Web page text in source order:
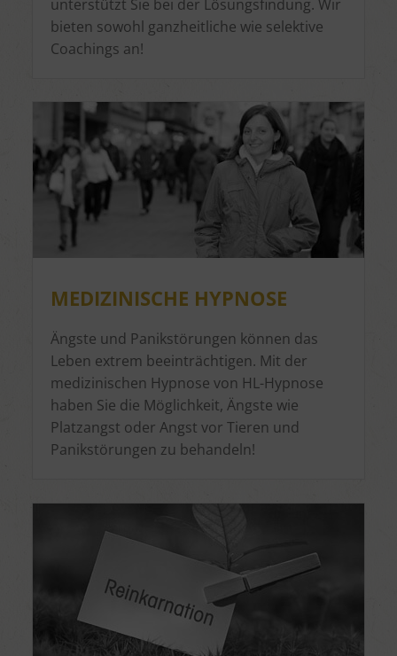
unterstützt Sie bei der Lösungsfindung. Wir
bieten sowohl ganzheitliche wie selektive
Coachings an!
MEDIZINISCHE HYPNOSE
Ängste und Panikstörungen können das
Leben extrem beeinträchtigen. Mit der
medizinischen Hypnose von HL-Hypnose
haben Sie die Möglichkeit, Ängste wie
Platzangst oder Angst vor Tieren und
Panikstörungen zu behandeln!